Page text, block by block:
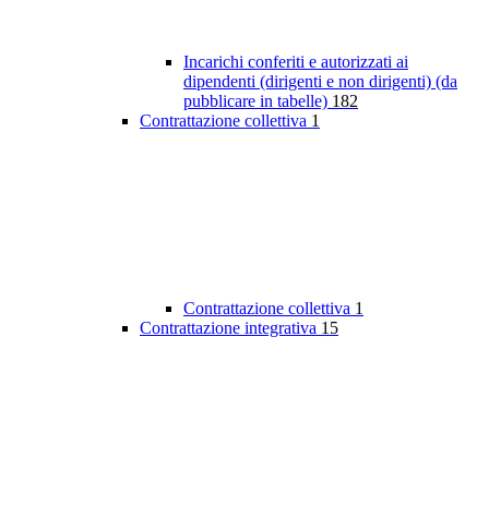
Incarichi conferiti e autorizzati ai
dipendenti (dirigenti e non dirigenti) (da
pubblicare in tabelle) 182
Contrattazione collettiva 1
Contrattazione collettiva 1
Contrattazione integrativa 15